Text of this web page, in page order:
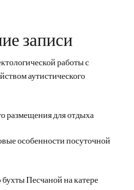
записи
работы с
аутистического
размещения для отдыха
особенности посуточной
бухты Песчаной на катере